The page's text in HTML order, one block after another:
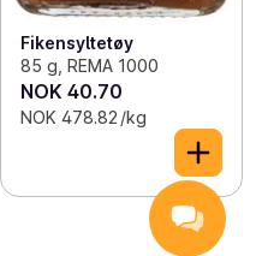
Fikensyltetøy
85 g, REMA 1000
NOK 40.70
NOK 478.82 /kg